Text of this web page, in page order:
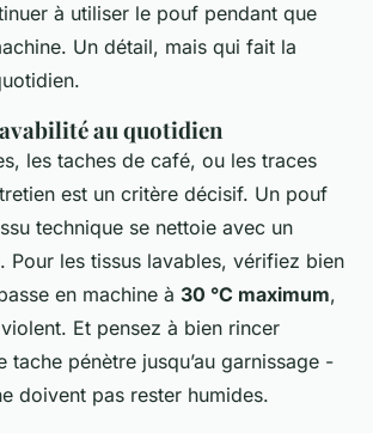
à utiliser le pouf pendant que
Un détail, mais qui fait la
au quotidien
les taches de café, ou les traces
est un critère décisif. Un pouf
technique se nettoie avec un
Pour les tissus lavables, vérifiez bien
en machine à 30 °C maximum,
Et pensez à bien rincer
tache pénètre jusqu’au garnissage -
doivent pas rester humides.